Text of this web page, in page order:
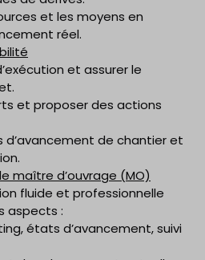
et les moyens en
réel.
et assurer le
et proposer des actions
d’avancement de chantier et
maître d’ouvrage (MO)
fluide et professionnelle
aspects :
états d’avancement, suivi